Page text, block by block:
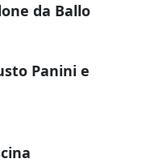
da Ballo
Panini e